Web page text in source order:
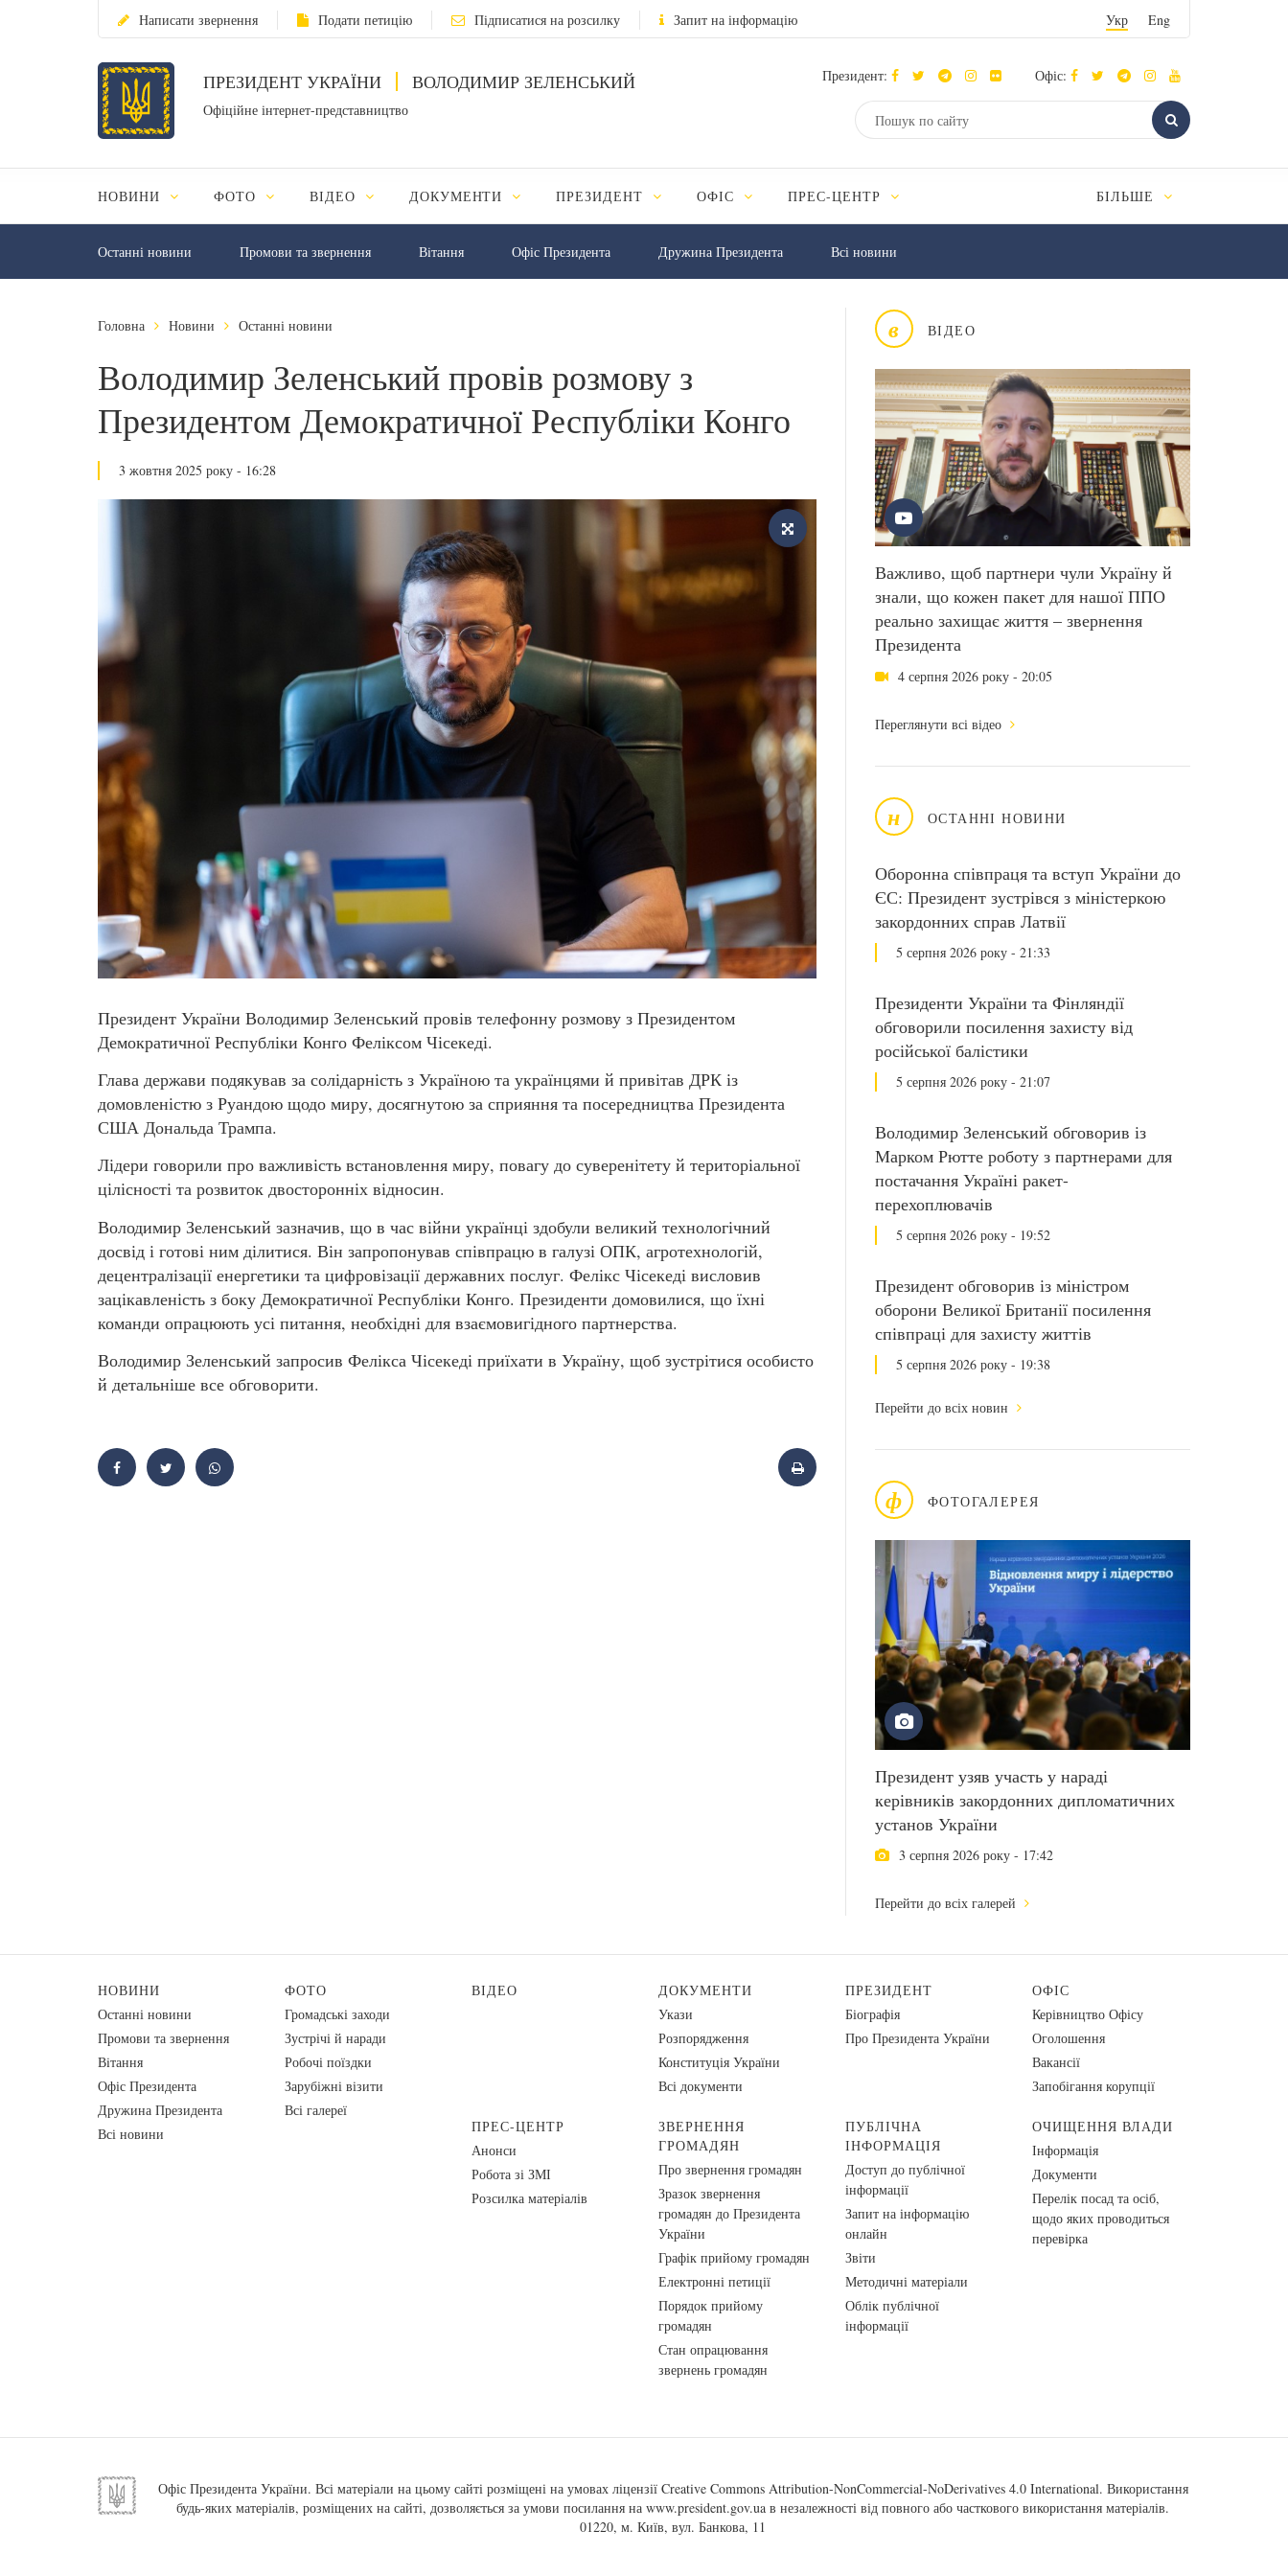
Написати звернення Подати петицію Підписатися на розсилку Запит на інформацію Укр Eng
ПРЕЗИДЕНТ УКРАЇНИ ВОЛОДИМИР ЗЕЛЕНСЬКИЙ
Офіційне інтернет-представництво
Президент: Офіс:
НОВИНИ ФОТО ВІДЕО ДОКУМЕНТИ ПРЕЗИДЕНТ ОФІС ПРЕС-ЦЕНТР БІЛЬШЕ
Останні новини Промови та звернення Вiтання Офіс Президента Дружина Президента Всі новини
в ВІДЕО
Важливо, щоб партнери чули Україну й
знали, що кожен пакет для нашої ППО
реально захищає життя – звернення
Президента
4 серпня 2026 року - 20:05
Переглянути всі відео
н ОСТАННІ НОВИНИ
Оборонна співпраця та вступ України до
ЄС: Президент зустрівся з міністеркою
закордонних справ Латвії
5 серпня 2026 року - 21:33
Президенти України та Фінляндії
обговорили посилення захисту від
російської балістики
5 серпня 2026 року - 21:07
Володимир Зеленський обговорив із
Марком Рютте роботу з партнерами для
постачання Україні ракет-
перехоплювачів
5 серпня 2026 року - 19:52
Президент обговорив із міністром
оборони Великої Британії посилення
співпраці для захисту життів
5 серпня 2026 року - 19:38
Перейти до всіх новин
ф ФОТОГАЛЕРЕЯ
Президент узяв участь у нараді
керівників закордонних дипломатичних
установ України
3 серпня 2026 року - 17:42
Перейти до всіх галерей
Головна Новини Останні новини
Володимир Зеленський провів розмову з
Президентом Демократичної Республіки Конго
3 жовтня 2025 року - 16:28
Президент України Володимир Зеленський провів телефонну розмову з Президентом
Демократичної Республіки Конго Феліксом Чісекеді.
Глава держави подякував за солідарність з Україною та українцями й привітав ДРК із
домовленістю з Руандою щодо миру, досягнутою за сприяння та посередництва Президента
США Дональда Трампа.
Лідери говорили про важливість встановлення миру, повагу до суверенітету й територіальної
цілісності та розвиток двосторонніх відносин.
Володимир Зеленський зазначив, що в час війни українці здобули великий технологічний
досвід і готові ним ділитися. Він запропонував співпрацю в галузі ОПК, агротехнологій,
децентралізації енергетики та цифровізації державних послуг. Фелікс Чісекеді висловив
зацікавленість з боку Демократичної Республіки Конго. Президенти домовилися, що їхні
команди опрацюють усі питання, необхідні для взаємовигідного партнерства.
Володимир Зеленський запросив Фелікса Чісекеді приїхати в Україну, щоб зустрітися особисто
й детальніше все обговорити.
НОВИНИ
Останні новини
Промови та звернення
Вiтання
Офіс Президента
Дружина Президента
Всі новини
ФОТО
Громадські заходи
Зустрічі й наради
Робочі поїздки
Зарубіжні візити
Всі галереї
ВІДЕО
ДОКУМЕНТИ
Укази
Розпорядження
Конституція України
Всі документи
ПРЕЗИДЕНТ
Біографія
Про Президента України
ОФІС
Керівництво Офісу
Оголошення
Вакансії
Запобігання корупції
ПРЕС-ЦЕНТР
Анонси
Робота зі ЗМІ
Розсилка матеріалів
ЗВЕРНЕННЯ
ГРОМАДЯН
Про звернення громадян
Зразок звернення
громадян до Президента
України
Графік прийому громадян
Електронні петиції
Порядок прийому
громадян
Стан опрацювання
звернень громадян
ПУБЛІЧНА
ІНФОРМАЦІЯ
Доступ до публічної
інформації
Запит на інформацію
онлайн
Звіти
Методичні матеріали
Облік публічної
інформації
ОЧИЩЕННЯ ВЛАДИ
Інформація
Документи
Перелік посад та осіб,
щодо яких проводиться
перевірка
Офіс Президента України. Всі матеріали на цьому сайті розміщені на умовах ліцензії Creative Commons Attribution-NonCommercial-NoDerivatives 4.0 International. Використання
будь-яких матеріалів, розміщених на сайті, дозволяється за умови посилання на www.president.gov.ua в незалежності від повного або часткового використання матеріалів.
01220, м. Київ, вул. Банкова, 11